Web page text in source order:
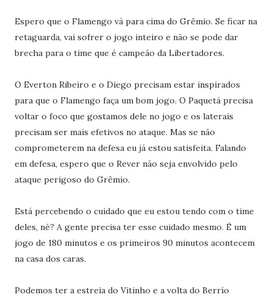
Espero que o Flamengo vá para cima do Grêmio. Se ficar na
retaguarda, vai sofrer o jogo inteiro e não se pode dar
brecha para o time que é campeão da Libertadores.
O Everton Ribeiro e o Diego precisam estar inspirados
para que o Flamengo faça um bom jogo. O Paquetá precisa
voltar o foco que gostamos dele no jogo e os laterais
precisam ser mais efetivos no ataque. Mas se não
comprometerem na defesa eu já estou satisfeita. Falando
em defesa, espero que o Rever não seja envolvido pelo
ataque perigoso do Grêmio.
Está percebendo o cuidado que eu estou tendo com o time
deles, né? A gente precisa ter esse cuidado mesmo. É um
jogo de 180 minutos e os primeiros 90 minutos acontecem
na casa dos caras.
Podemos ter a estreia do Vitinho e a volta do Berrío